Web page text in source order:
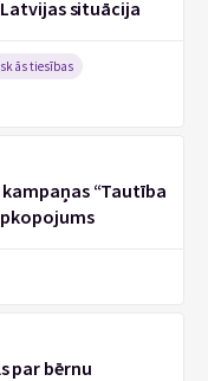
situācija
tiesības
“Tautība
par bērnu